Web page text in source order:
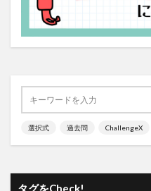
選択式 過去問 ChallengeX
タグをCheck!